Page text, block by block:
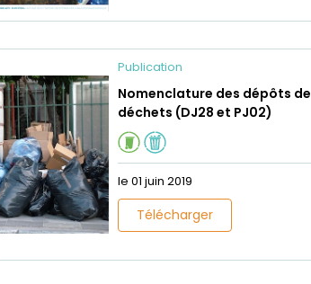
Publication
Nomenclature des dépôts de
déchets (DJ28 et PJ02)
le 01 juin 2019
Télécharger